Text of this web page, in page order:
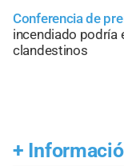
Conferencia de
incendiado podría
clandestinos
+